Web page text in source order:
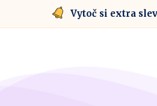
Vytoč si extra